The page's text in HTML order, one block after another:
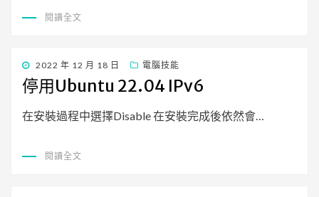
閱讀全文
發
佈
日
2022 年 12 月 18 日 電腦技能
停用Ubuntu 22.04 IPv6
在安裝過程中選擇Disable 在安裝完成後依然會…
閱讀全文